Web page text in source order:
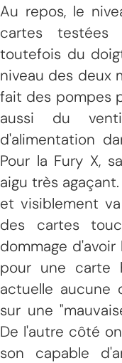
Au repos, le
cartes
toutefois du
niveau des deux
fait des pompes
aussi du
d'alimentation
Pour la Fury X,
aigu très
et visiblement
des cartes
dommage
pour une carte
actuelle
sur une
De l'autre côté
son capable